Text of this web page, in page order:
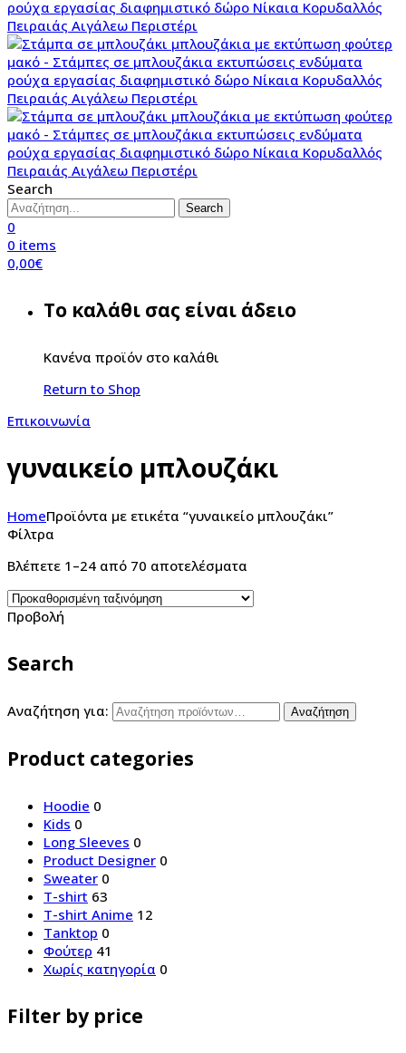
Search
Search
0
0 items
0,00€
Το καλάθι σας είναι άδειο
Κανένα προϊόν στο καλάθι
Return to Shop
Επικοινωνία
γυναικείο μπλουζάκι
HomeΠροϊόντα με ετικέτα “γυναικείο μπλουζάκι”
Φίλτρα
Βλέπετε 1–24 από 70 αποτελέσματα
Προβολή
Search
Αναζήτηση για: Αναζήτηση
Product categories
Hoodie 0
Kids 0
Long Sleeves 0
Product Designer 0
Sweater 0
T-shirt 63
T-shirt Anime 12
Tanktop 0
Φούτερ 41
Χωρίς κατηγορία 0
Filter by price